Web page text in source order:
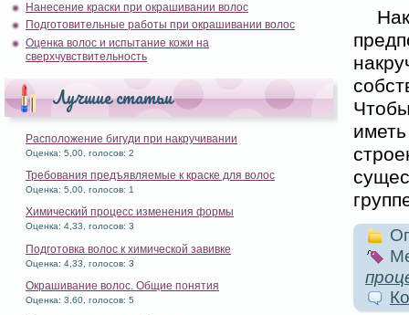
Нанесение краски при окрашивании волос
Подготовительные работы при окрашивании волос
Оценка волос и испытание кожи на
сверхчувствительность
Лучшие статьи
Расположение бигуди при накручивании
Оценка: 5,00, голосов: 2
Требования предъявляемые к краске для волос
Оценка: 5,00, голосов: 1
Химический процесс изменения формы
Оценка: 4,33, голосов: 3
Подготовка волос к химической завивке
Оценка: 4,33, голосов: 3
Окрашивание волос. Общие понятия
Оценка: 3,60, голосов: 5